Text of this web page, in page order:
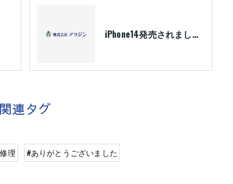
iPhone14発売されましたね(*´▽｀*)
関連タグ
理 #ありがとうございました